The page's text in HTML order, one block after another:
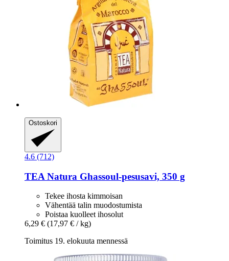
Ostoskori
4.6 (712)
TEA Natura Ghassoul-​pesusavi, 350 g
Tekee ihosta kimmoisan
Vähentää talin muodostumista
Poistaa kuolleet ihosolut
6,29 € (17,97 € / kg)
Toimitus 19. elokuuta mennessä